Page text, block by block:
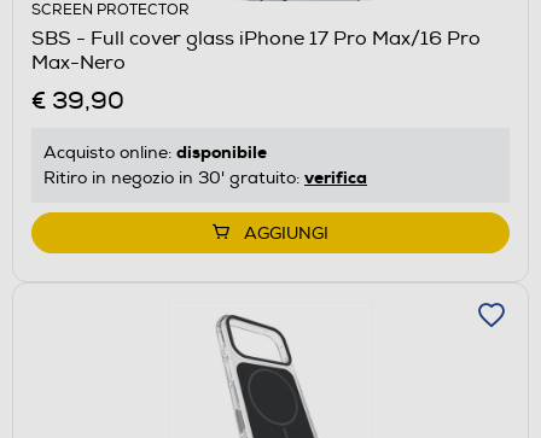
SCREEN PROTECTOR
SBS - Full cover glass iPhone 17 Pro Max/16 Pro
Max-Nero
€ 39,90
Acquisto online: disponibile
Ritiro in negozio in 30' gratuito: verifica
AGGIUNGI